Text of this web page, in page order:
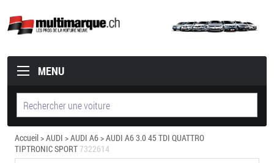
MENU
Accueil>AUDI >AUDI A6> AUDI A6 3.0 45 TDI QUATTRO
TIPTRONIC SPORT7322614